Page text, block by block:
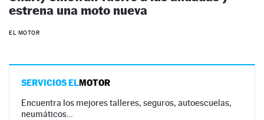
estrena una moto nueva
EL MOTOR
SERVICIOS ELMOTOR
Encuentra los mejores talleres, seguros, autoescuelas,
neumáticos…